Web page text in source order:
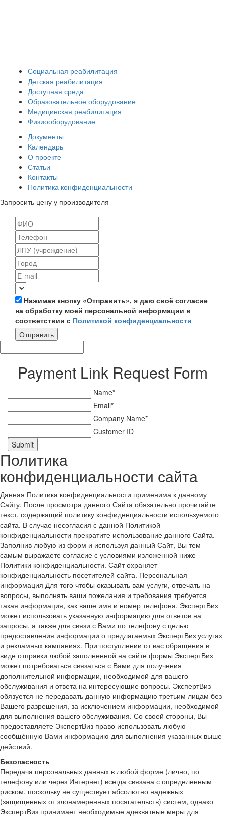
Социальная реабилитация
Детская реабилитация
Доступная среда
Образовательное оборудование
Медицинская реабилитация
Физиооборудование
Документы
Календарь
О проекте
Статьи
Контакты
Политика конфиденциальности
Запросить цену у производителя
Нажимая кнопку «Отправить», я даю своё согласие
на обработку моей персональной информации в
соответствии с Политикой конфиденциальности
Отправить
Payment Link Request Form
Name*
Email*
Company Name*
Customer ID
Submit
Политика
конфиденциальности сайта
Данная Политика конфиденциальности применима к данному
Сайту. После просмотра данного Сайта обязательно прочитайте
текст, содержащий политику конфиденциальности используемого
сайта. В случае несогласия с данной Политикой
конфиденциальности прекратите использование данного Сайта.
Заполнив любую из форм и используя данный Сайт, Вы тем
самым выражаете согласие с условиями изложенной ниже
Политики конфиденциальности. Сайт охраняет
конфиденциальность посетителей сайта. Персональная
информация Для того чтобы оказывать вам услуги, отвечать на
вопросы, выполнять ваши пожелания и требования требуется
такая информация, как ваше имя и номер телефона. ЭкспертВиз
может использовать указанную информацию для ответов на
запросы, а также для связи с Вами по телефону с целью
предоставления информации о предлагаемых ЭкспертВиз услугах
и рекламных кампаниях. При поступлении от вас обращения в
виде отправки любой заполненной на сайте формы ЭкспертВиз
может потребоваться связаться с Вами для получения
дополнительной информации, необходимой для вашего
обслуживания и ответа на интересующие вопросы. ЭкспертВиз
обязуется не передавать данную информацию третьим лицам без
Вашего разрешения, за исключением информации, необходимой
для выполнения вашего обслуживания. Со своей стороны, Вы
предоставляете ЭкспертВиз право использовать любую
сообщѐнную Вами информацию для выполнения указанных выше
действий.
Безопасность
Передача персональных данных в любой форме (лично, по
телефону или через Интернет) всегда связана с определенным
риском, поскольку не существует абсолютно надежных
(защищенных от злонамеренных посягательств) систем, однако
ЭкспертВиз принимает необходимые адекватные меры для